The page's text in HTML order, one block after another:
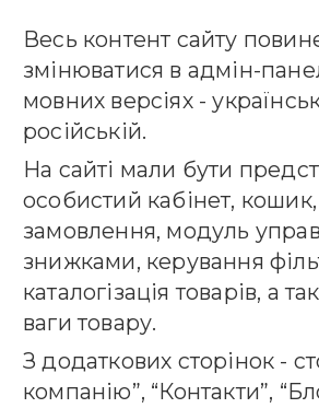
Весь контент сайту
змінюватися в адмін-
мовних версіях -
російській.
На сайті мали бути
особистий кабінет, кошик,
замовлення, модуль
знижками, керування
каталогізація товарів, а
ваги товару.
З додаткових сторінок -
компанію”, “Контакти”,